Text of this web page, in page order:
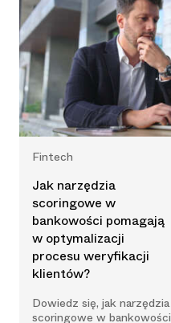
Fintech
Jak narzędzia
scoringowe w
bankowości pomagają
w optymalizacji
procesu weryfikacji
klientów?
Dowiedz się, jak narzędzia
scoringowe w bankowości